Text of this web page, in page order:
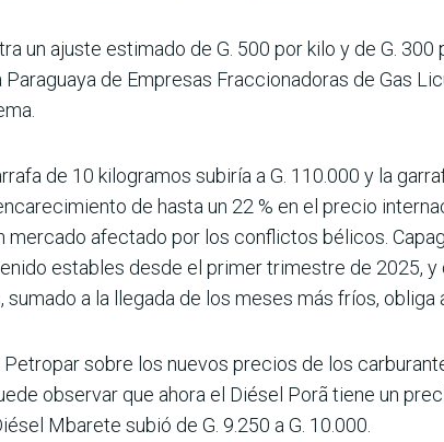
un ajuste estimado de G. 500 por kilo y de G. 300
de Empresas Fraccionadoras de Gas
de 10 kilogramos subiría a G. 110.000 y la
de hasta un 22 % en el precio
afectado por los con­flictos bélicos.
estables desde el primer trimestre de 2025,
a la llegada de los meses más fríos, obliga
sobre los nuevos precios de los
observar que ahora el Diésel Porã tiene un
Mbarete subió de G. 9.250 a G. 10.000.